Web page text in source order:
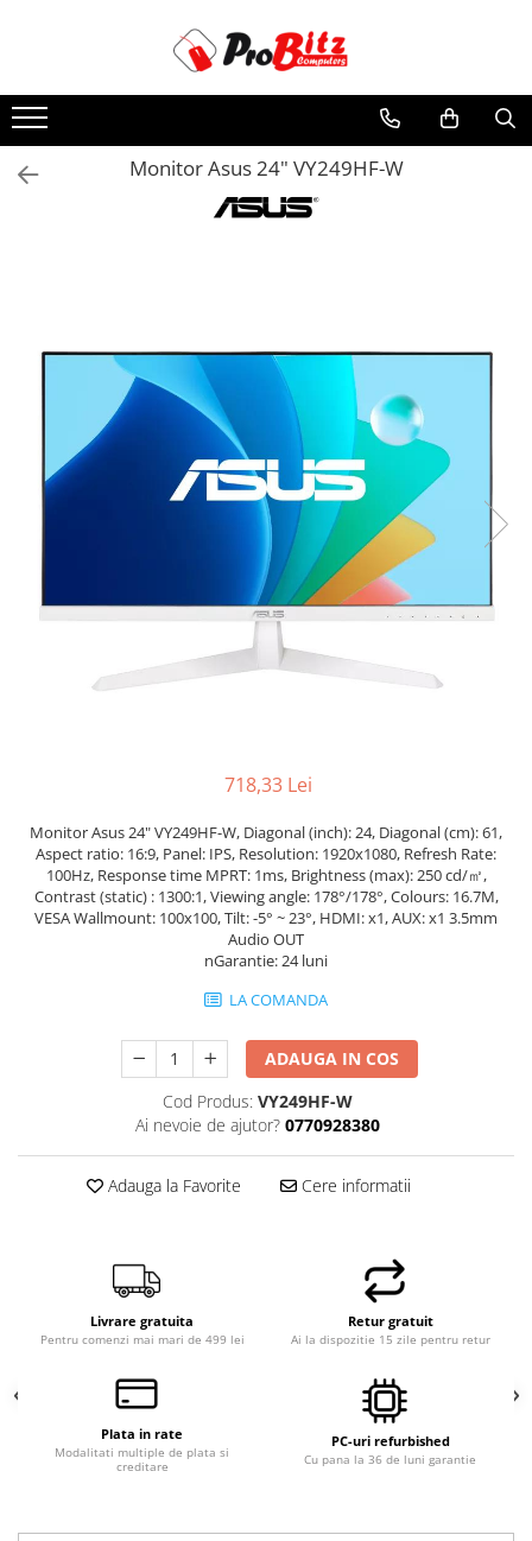
Laptopuri si accesorii
Memorii laptop
Hard Disk-uri laptop
Baterii laptop
Componente REFURBISHED Laptop
Hard Disk-uri Refurbished
Incarcatoare laptop
Incarcatoare laptop refurbished
Standuri și Coolere Laptop
Calculatoare NOI
Calculatoare Mini NOI
Calculatoare SECOND-HAND
Calculatoare GAMING
Calculatoare REFURBISHED
Componente PC NOI
Hard Disk-uri Desktop
Procesoare
Placi video
Placi de baza
Componente Renew/Refurbished
Placi de baza REFURBISHED
PC All-in-One
Monitor Asus 24" VY249HF-W
718,33 Lei
Monitor Asus 24" VY249HF-W, Diagonal (inch): 24, Diagonal (cm): 61,
Aspect ratio: 16:9, Panel: IPS, Resolution: 1920x1080, Refresh Rate:
100Hz, Response time MPRT: 1ms, Brightness (max): 250 cd/㎡,
Contrast (static) : 1300:1, Viewing angle: 178°/178°, Colours: 16.7M,
VESA Wallmount: 100x100, Tilt: -5° ~ 23°, HDMI: x1, AUX: x1 3.5mm
Audio OUT
nGarantie: 24 luni
LA COMANDA
ADAUGA IN COS
Cod Produs: VY249HF-W
Ai nevoie de ajutor? 0770928380
Adauga la Favorite Cere informatii
Livrare gratuita
Pentru comenzi mai mari de 499 lei
Retur gratuit
Ai la dispozitie 15 zile pentru retur
Plata in rate
Modalitati multiple de plata si
creditare
PC-uri refurbished
Cu pana la 36 de luni garantie